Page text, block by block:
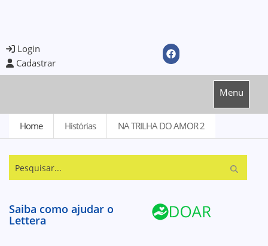
Login
Cadastrar
Menu
Home Histórias NA TRILHA DO AMOR 2
Saiba como ajudar o
Lettera